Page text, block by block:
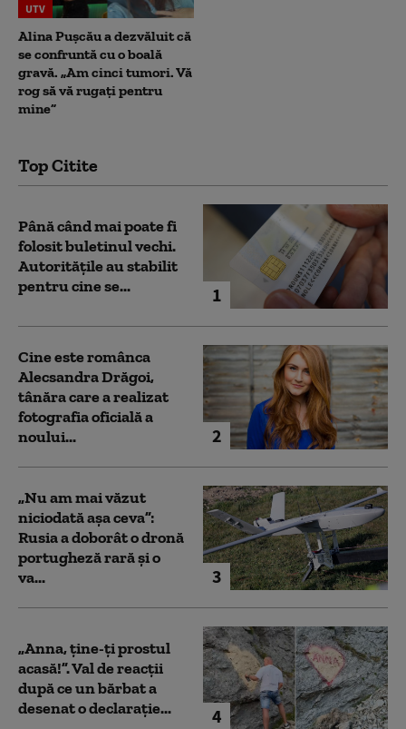
UTV
Alina Pușcău a dezvăluit că
se confruntă cu o boală
gravă. „Am cinci tumori. Vă
rog să vă rugați pentru
mine”
Top Citite
1
Până când mai poate fi
folosit buletinul vechi.
Autoritățile au stabilit
pentru cine se...
2
Cine este românca
Alecsandra Drăgoi,
tânăra care a realizat
fotografia oficială a
noului...
3
„Nu am mai văzut
niciodată așa ceva”:
Rusia a doborât o dronă
portugheză rară și o
va...
4
„Anna, ţine-ţi prostul
acasă!”. Val de reacții
după ce un bărbat a
desenat o declarație...